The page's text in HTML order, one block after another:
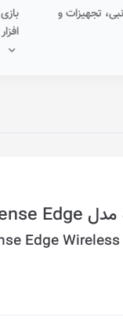
تجهیزات و
افزار
Edge